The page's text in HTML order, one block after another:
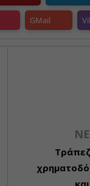
GMail